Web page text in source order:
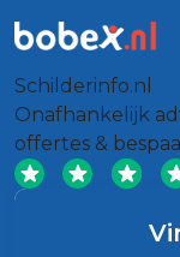
Schilderinfo.nl
Onafhankelijk
offertes &